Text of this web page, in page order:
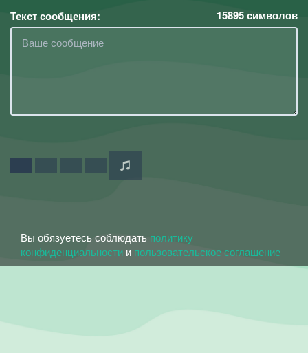
Текст сообщения: 15895символов
Вы обязуетесь соблюдать политику
конфиденциальности и пользовательское соглашение